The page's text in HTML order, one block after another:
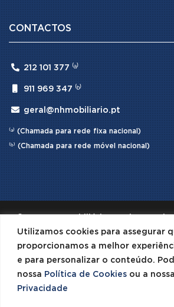
Utilizamos cookies para assegurar
proporcionamos a melhor
e para personalizar o conteúdo.
nossa Política de Cookies ou a nossa
Privacidade
CONTACTOS
 212 101 377 ⁽ᵃ⁾
911 969 347 ⁽ᵇ⁾
 geral@nhmobiliario.pt
⁽ᵃ⁾ (Chamada para rede fixa nacional)
⁽ᵇ⁾ (Chamada para rede móvel nacional)
Desenvolvido porSPOT
 Produtos  0 items